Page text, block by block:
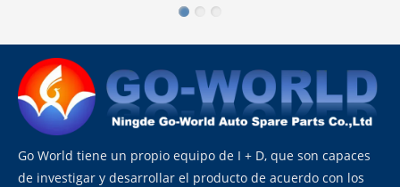
Go World tiene un propio equipo de I + D, que son capaces
de investigar y desarrollar el producto de acuerdo con los